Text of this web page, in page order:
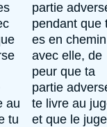
au
tu
partie
pendant que
es en chemin
avec elle, de
peur que ta
partie
te livre au
et que le